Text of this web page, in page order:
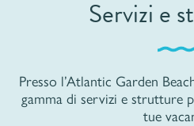
Servizi e
Presso l’Atlantic Garden
gamma di servizi e strutture
tue